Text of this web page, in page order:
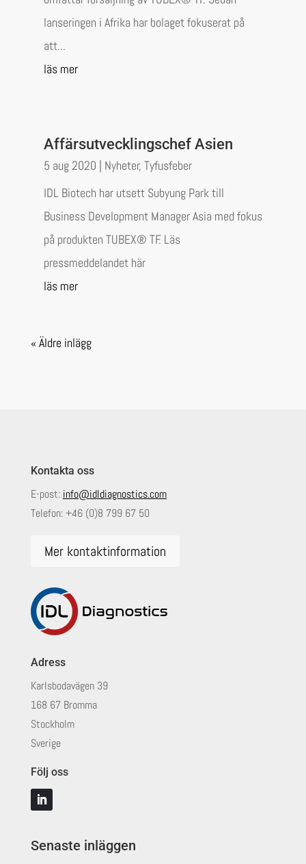
lanseringen i Afrika har bolaget fokuserat på
att...
läs mer
Affärsutvecklingschef Asien
5 aug 2020 | Nyheter, Tyfusfeber
IDL Biotech har utsett Subyung Park till
Business Development Manager Asia med fokus
på produkten TUBEX® TF. Läs
pressmeddelandet här
läs mer
« Äldre inlägg
Kontakta oss
E-post: info@idldiagnostics.com
Telefon:+46 (0)8 799 67 50
Mer kontaktinformation
Adress
Karlsbodavägen 39
168 67 Bromma
Stockholm
Sverige
Följ oss
Senaste inläggen